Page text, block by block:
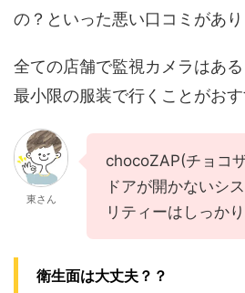
の？といった悪い口コミがあり
全ての店舗で監視カメラはあ
最小限の服装で行くことがおす
東さん
chocoZAP(チョコ
ドアが開かないシ
リティーはしっか
衛生面は大丈夫？？